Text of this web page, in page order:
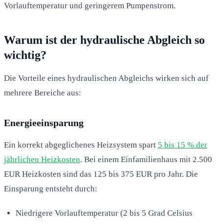
Vorlauftemperatur und geringerem Pumpenstrom.
Warum ist der hydraulische Abgleich so
wichtig?
Die Vorteile eines hydraulischen Abgleichs wirken sich auf
mehrere Bereiche aus:
Energieeinsparung
Ein korrekt abgeglichenes Heizsystem spart 5 bis 15 % der
jährlichen Heizkosten. Bei einem Einfamilienhaus mit 2.500
EUR Heizkosten sind das 125 bis 375 EUR pro Jahr. Die
Einsparung entsteht durch:
Niedrigere Vorlauftemperatur (2 bis 5 Grad Celsius